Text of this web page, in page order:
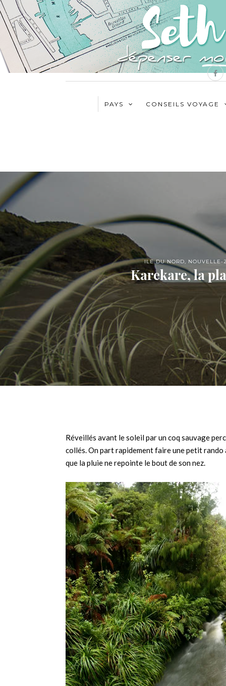
PAYS CONSEILS VOYAGE
ILE DU NORD, NOUVELLE-
Karekare, la
Réveillés avant le soleil par un coq sauvage
collés. On part rapidement faire une petit
que la pluie ne repointe le bout de son nez.